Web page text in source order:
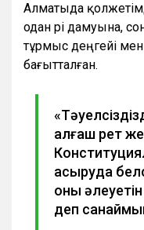
Алматыда
одан әрі дамуына,
тұрмыс деңгейі мен
бағытталған.
алғаш рет
асыруда
оның
деп